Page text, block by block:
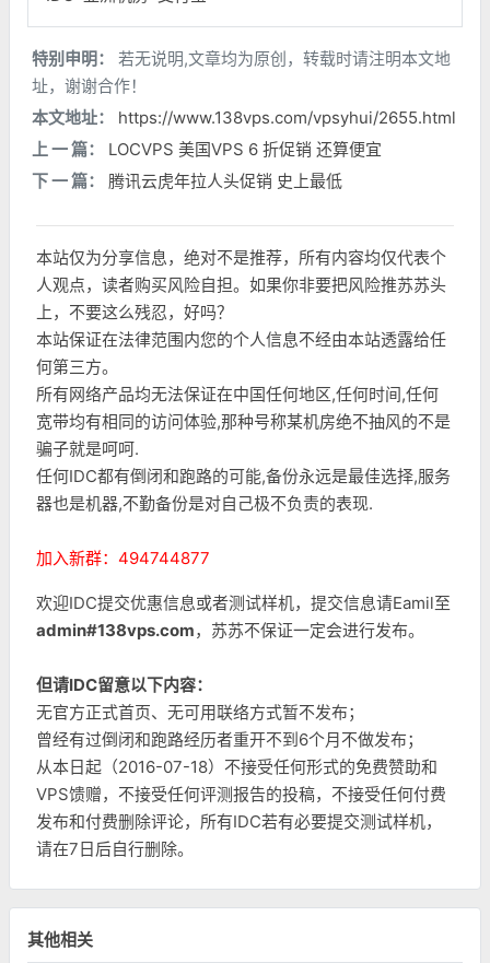
特别申明：
若无说明,文章均为原创，转载时请注明本文地
址，谢谢合作！
本文地址：
https://www.138vps.com/vpsyhui/2655.html
上 一 篇：
LOCVPS 美国VPS 6 折促销 还算便宜
下 一 篇：
腾讯云虎年拉人头促销 史上最低
本站仅为分享信息，绝对不是推荐，所有内容均仅代表个
人观点，读者购买风险自担。如果你非要把风险推苏苏头
上，不要这么残忍，好吗？
本站保证在法律范围内您的个人信息不经由本站透露给任
何第三方。
所有网络产品均无法保证在中国任何地区,任何时间,任何
宽带均有相同的访问体验,那种号称某机房绝不抽风的不是
骗子就是呵呵.
任何IDC都有倒闭和跑路的可能,备份永远是最佳选择,服务
器也是机器,不勤备份是对自己极不负责的表现.
加入新群：494744877
欢迎IDC提交优惠信息或者测试样机，提交信息请Eamil至
admin#138vps.com，苏苏不保证一定会进行发布。
但请IDC留意以下内容：
无官方正式首页、无可用联络方式暂不发布；
曾经有过倒闭和跑路经历者重开不到6个月不做发布；
从本日起（2016-07-18）不接受任何形式的免费赞助和
VPS馈赠，不接受任何评测报告的投稿，不接受任何付费
发布和付费删除评论，所有IDC若有必要提交测试样机，
请在7日后自行删除。
其他相关